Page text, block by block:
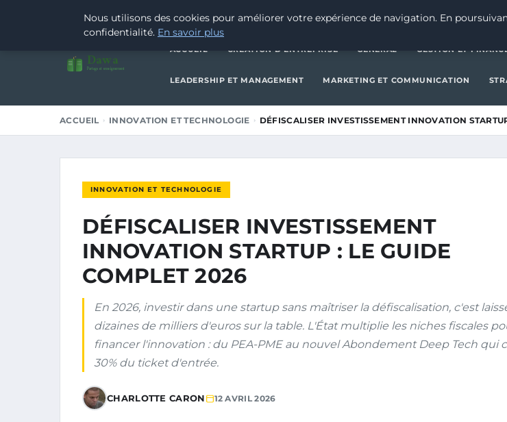
12 AVRIL 2026
Dawa
Partage et enseignement
ACCUEIL CRÉATION D’ENTREPRISE GENERAL GESTION ET
LEADERSHIP ET MANAGEMENT MARKETING ET COMMUNICATION
ACCUEIL INNOVATION ET TECHNOLOGIE DÉFISCALISER INVESTISSEMENT INNOVATION
INNOVATION ET TECHNOLOGIE
DÉFISCALISER INVESTISSEMENT
INNOVATION STARTUP : LE GUIDE
COMPLET 2026
En 2026, investir dans une startup sans maîtriser la défiscalisation, c'est
dizaines de milliers d'euros sur la table. L'État multiplie les niches fiscales
financer l'innovation : du PEA-PME au nouvel Abondement Deep Tech qui
30% du ticket d'entrée.
CHARLOTTE CARON 12 AVRIL 2026
Nous utilisons des cookies pour améliorer votre expérience de navigation. En
confidentialité. En savoir plus